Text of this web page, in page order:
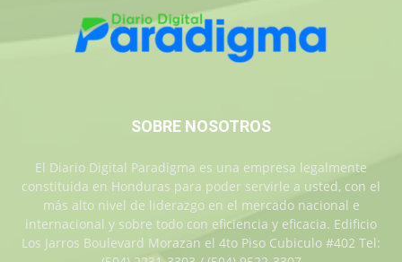
SOBRE NOSOTROS
El Diario Digital Paradigma es una empresa legalmente
constituida en Honduras para poder servirle a usted, con el
más alto nivel de liderazgo en el mercado nacional e
internacional y sobre todo con eficiencia y eficacia. Edificio
Los Jarros Boulevard Morazan el 4to Piso Cubiculo #402 Tel: